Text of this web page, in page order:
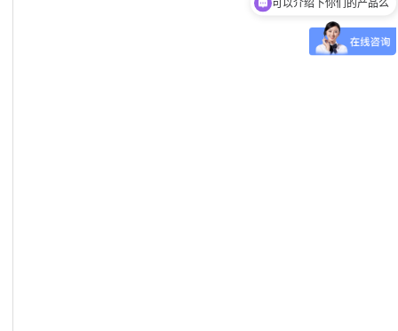
你们是怎么收费的呢